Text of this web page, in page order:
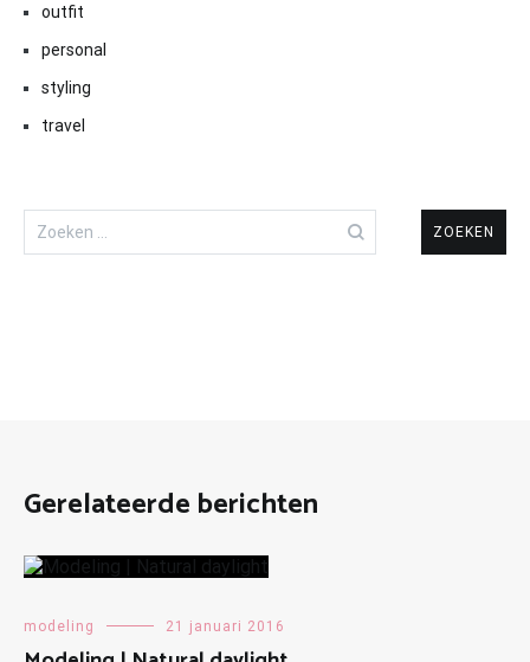
outfit
personal
styling
travel
naar:
Gerelateerde berichten
modeling 21 januari 2016